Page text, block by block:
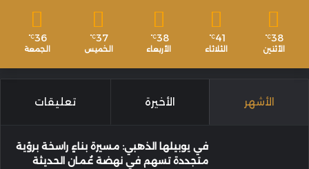
38
℃
الأثنين
41
℃
الثلاثاء
38
℃
الأربعاء
37
℃
الخميس
36
℃
الجمعة
الأشهر الأخيرة تعليقات
في يوبيلها الذهبي: مسيرة بناءٍ راسخة برؤية
متجددة تسهم في نهضة عُمان الحديثة